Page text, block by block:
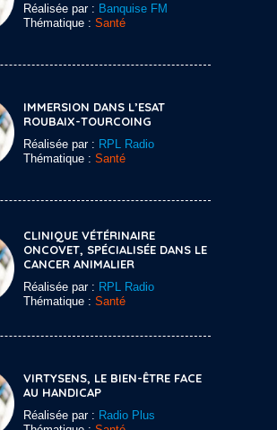
Réalisée par : Banquise FM
Thématique : Santé
IMMERSION DANS L’ESAT
ROUBAIX-TOURCOING
Réalisée par : RPL Radio
Thématique : Santé
CLINIQUE VÉTÉRINAIRE
ONCOVET, SPÉCIALISÉE DANS LE
CANCER ANIMALIER
Réalisée par : RPL Radio
Thématique : Santé
VIRTYSENS, LE BIEN-ÊTRE FACE
AU HANDICAP
Réalisée par : Radio Plus